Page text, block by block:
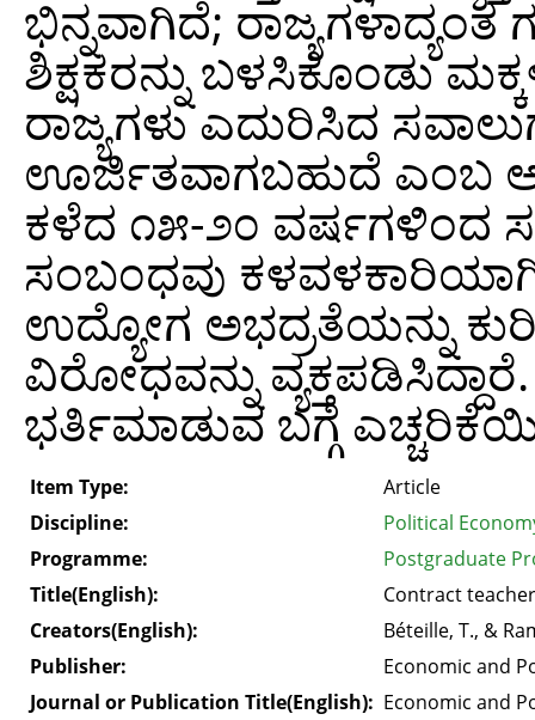
ಭಿನ್ನವಾಗಿದೆ; ರಾಜ್ಯಗಳಾದ್ಯಂತ
ಶಿಕ್ಷಕರನ್ನು ಬಳಸಿಕೊಂಡು
ರಾಜ್ಯಗಳು ಎದುರಿಸಿದ
ಊರ್ಜಿತವಾಗಬಹುದೆ ಎಂಬ
ಕಳೆದ ೧೫-೨೦ ವರ್ಷಗಳಿಂದ
ಸಂಬ೦ಧವು
ಉದ್ಯೋಗ ಅಭದ್ರತೆಯನ್ನು
ವಿರೋಧವನ್ನು ವ್ಯಕ್ತಪಡಿಸಿದ್ದಾರೆ.
ಭರ್ತಿಮಾಡುವ ಬಗ್ಗೆ
Item Type:
Article
Discipline:
Political
Programme:
Postgraduate
Title(English):
Contract
Creators(English):
Béteille, T., &
Publisher:
Economic and
Journal or Publication Title(English): Economic and